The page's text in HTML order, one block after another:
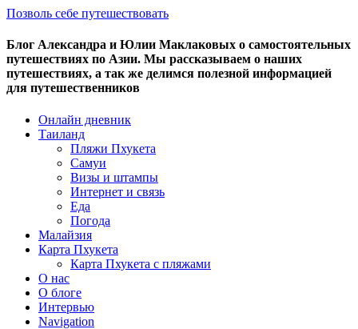
Позволь себе путешествовать
Блог Александра и Юлии Маклаковых о самостоятельных
путешествиях по Азии. Мы рассказываем о наших
путешествиях, а так же делимся полезной информацией
для путешественников
Онлайн дневник
Таиланд
Пляжи Пхукета
Самуи
Визы и штампы
Интернет и связь
Еда
Погода
Малайзия
Карта Пхукета
Карта Пхукета с пляжами
О нас
О блоге
Интервью
Navigation